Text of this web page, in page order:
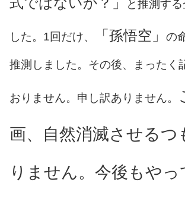
と推測す
した。1回だけ、 「孫悟空」 の
推測しました。その後、まったく
おりません。申し訳ありません。
画、自然消滅させるつ
りません。今後もやっ